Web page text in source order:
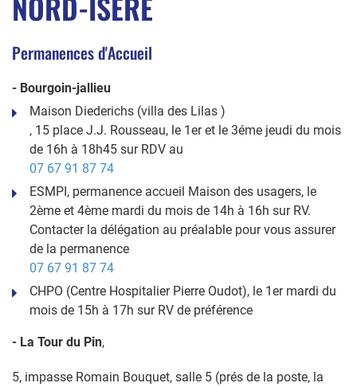
Permanences d'Accueil
- Bourgoin-jallieu
Maison Diederichs (villa des Lilas )
, 15 place J.J. Rousseau, le 1er et le 3éme jeudi du mois
de 16h à 18h45 sur RDV au
07 67 91 87 74
ESMPI, permanence accueil Maison des usagers, le
2ème et 4ème mardi du mois de 14h à 16h sur RV.
Contacter la délégation au préalable pour vous assurer
de la permanence
07 67 91 87 74
CHPO (Centre Hospitalier Pierre Oudot), le 1er mardi du
mois de 15h à 17h sur RV de préférence
- La Tour du Pin,
5, impasse Romain Bouquet, salle 5 (prés de la poste, la